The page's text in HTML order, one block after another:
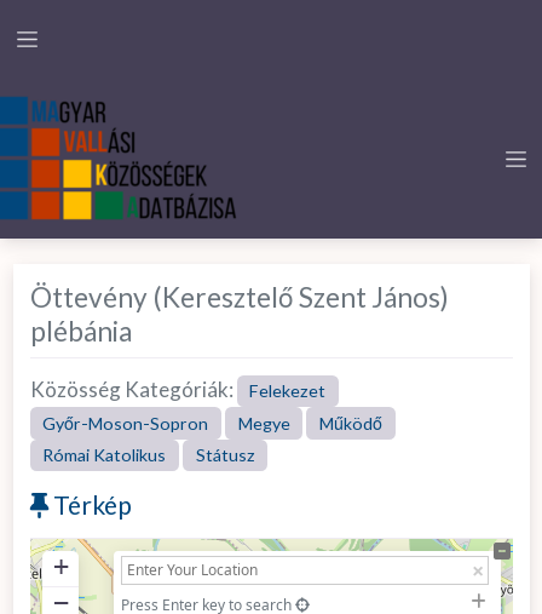
Öttevény (Keresztelő Szent János)
plébánia
Közösség Kategóriák:
Felekezet
Győr-Moson-Sopron
Megye
Működő
Római Katolikus
Státusz
Térkép
+
−
Press Enter key to search